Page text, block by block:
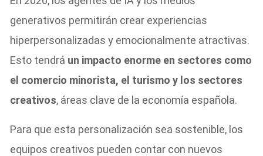
generativos permitirán crear experiencias
hiperpersonalizadas y emocionalmente atractivas.
Esto tendrá un impacto enorme en sectores como
el comercio minorista, el turismo y los sectores
creativos, áreas clave de la economía española.
Para que esta personalización sea sostenible, los
equipos creativos pueden contar con nuevos